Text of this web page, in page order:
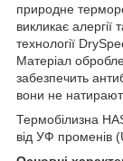
природне
викликає алергії
технології
Матеріал
забезпечить
вони не
Термобілизна
від УФ променів